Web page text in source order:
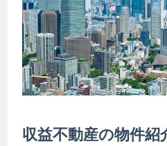
収益不動産の物件紹